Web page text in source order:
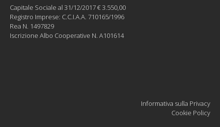
Capitale Sociale al 31/12/2017 € 3.550,00
Registro Imprese: C.C.I.A.A. 710165/1996
Rea N. 1497829
Iscrizione Albo Cooperative N. A101614
Informativa sulla Privacy
Cookie Policy